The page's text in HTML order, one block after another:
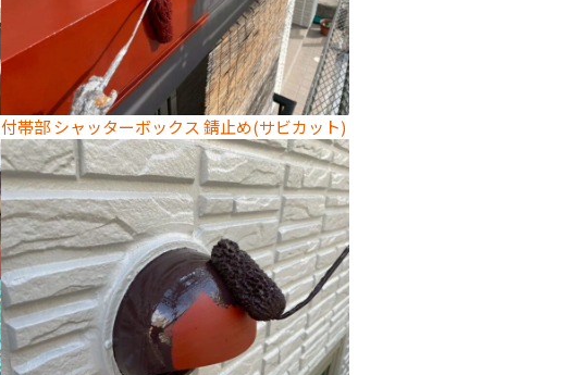
付帯部 シャッターボックス 錆止め(サビカット)